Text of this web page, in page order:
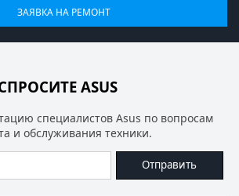
ЗАЯВКА НА РЕМОНТ
ASUS
специалистов Asus по вопросам
и обслуживания техники.
Отправить